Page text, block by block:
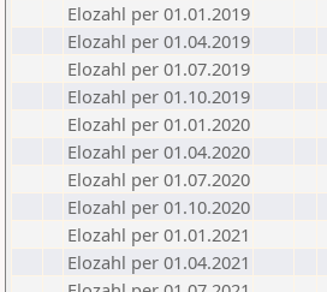
Elozahl per 01.01.2019
Elozahl per 01.04.2019
Elozahl per 01.07.2019
Elozahl per 01.10.2019
Elozahl per 01.01.2020
Elozahl per 01.04.2020
Elozahl per 01.07.2020
Elozahl per 01.10.2020
Elozahl per 01.01.2021
Elozahl per 01.04.2021